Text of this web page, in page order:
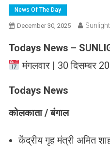
News Of The Day
December 30, 2025 Sunlight
Todays News –
मंगलवार | 30 दिसम्बर
Todays News
कोलकाता / बंगाल
केंद्रीय गृह मंत्री अमित